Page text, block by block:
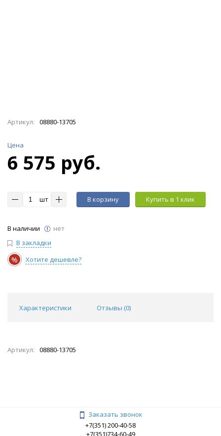
Артикул: 08880-13705
Цена
6 575 руб.
шт В корзину Купить в 1 клик
В наличии
нет
В закладки
% Хотите дешевле?
Характеристики Отзывы (0)
Артикул: 08880-13705
Заказать звонок
+7(351) 200-40-58
+7(351)734-60-49